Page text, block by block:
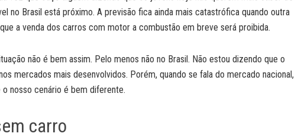
no Brasil está próximo. A previsão fica ainda mais catastrófica quando outra
a venda dos carros com motor a combustão em breve será proibida.
não é bem assim. Pelo menos não no Brasil. Não estou dizendo que o
mercados mais desenvolvidos. Porém, quando se fala do mercado nacional,
nosso cenário é bem diferente.
carro